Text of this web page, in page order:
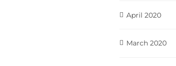
April 2020
March 2020